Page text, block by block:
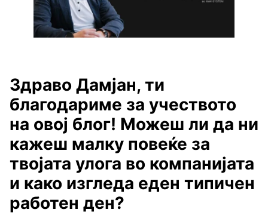
Здраво Дамјан, ти
благодариме за учеството
на овој блог! Можеш ли да ни
кажеш малку повеќе за
твојата улога во компанијата
и како изгледа еден типичен
работен ден?